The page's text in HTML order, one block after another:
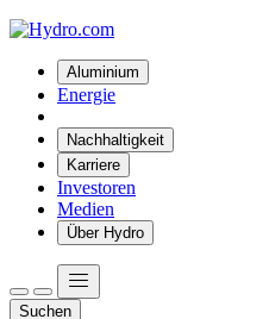
Aluminium
Energie
Nachhaltigkeit
Karriere
Investoren
Medien
Über Hydro
Suchen